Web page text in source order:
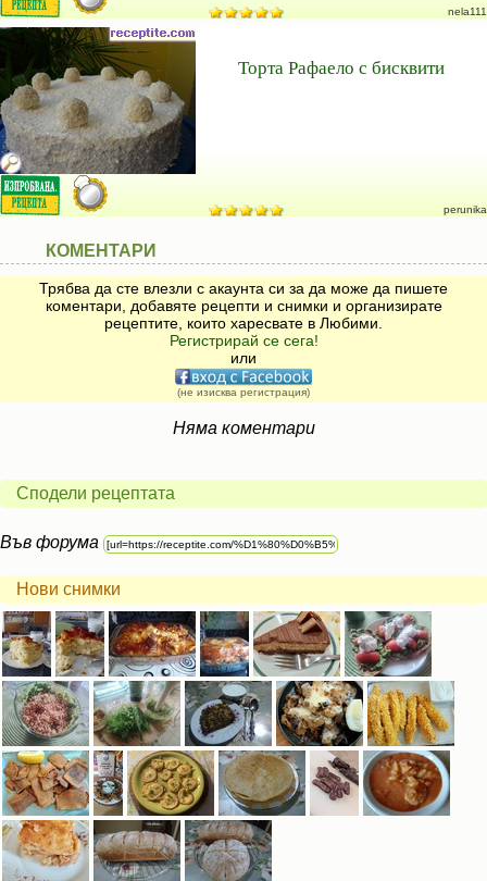
nela111
Торта Рафаело с бисквити
perunika
КОМЕНТАРИ
Трябва да сте влезли с акаунта си за да може да пишете
коментари, добавяте рецепти и снимки и организирате
рецептите, които харесвате в Любими.
Регистрирай се сега!
или
(не изисква регистрация)
Няма коментари
Сподели рецептата
Във форума
Нови снимки